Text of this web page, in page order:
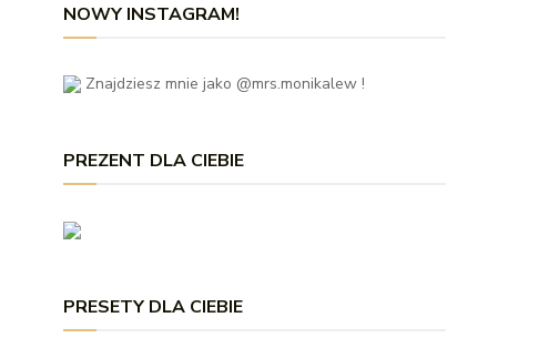
NOWY INSTAGRAM!
Znajdziesz mnie jako @mrs.monikalew !
PREZENT DLA CIEBIE
PRESETY DLA CIEBIE